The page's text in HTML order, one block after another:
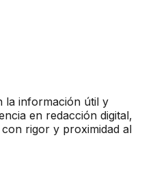
la información útil y
en redacción digital,
rigor y proximidad al